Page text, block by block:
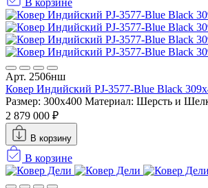
Арт. 2506нш
Ковер Индийский PJ-3577-Blue Black
Размер: 300x400 Материал: Шерсть и
2 879 000 ₽
В корзину
В корзине